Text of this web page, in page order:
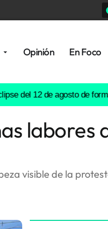
Opinión En Foco
de agosto de forma
labores
visible de la